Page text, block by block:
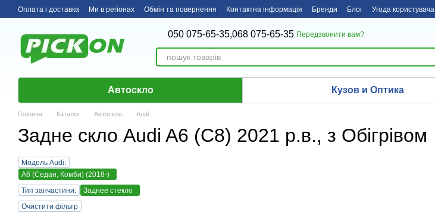
Перейти до основного контенту
Оплата і доставка Ми в регіонах Обмін та повернення Контактна інформація Бренди Блог Угода користувача
050 075-65-35,068 075-65-35 Передзвонити вам?
Автоскло Кузов и Оптика
Головна Каталог Автоскло Audi
Задне скло Audi A6 (C8) 2021 р.в., з Обігрівом
Модель Audi:
A6 (Седан, Комби) (2018-)
Тип запчастини:
Заднее стекло
Очистити фільтр